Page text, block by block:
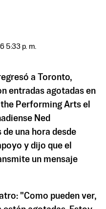
5:33 p. m.
a Toronto,
entradas agotadas en
Performing Arts el
Ned
una hora desde
y dijo que el
un mensaje
"Como pueden ver,